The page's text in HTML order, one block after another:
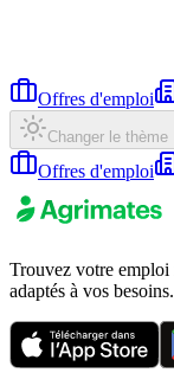
Offres d'emploi
Changer le thème
Offres d'emploi
Trouvez votre emploi
adaptés à vos besoins.